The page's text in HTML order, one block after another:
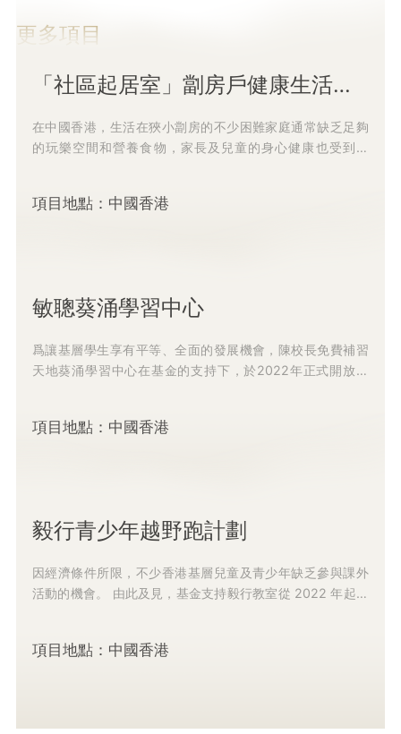
更多項目
「社區起居室」劏房戶健康生活有營兒童支持計劃
在中國香港，生活在狹小劏房的不少困難家庭通常缺乏足夠
的玩樂空間和營養食物，家長及兒童的身心健康也受到影
項目地點：中國香港
敏聰葵涌學習中心
爲讓基層學生享有平等、全面的發展機會，陳校長免費補習
天地葵涌學習中心在基金的支持下，於2022年正式開放運
項目地點：中國香港
毅行青少年越野跑計劃
因經濟條件所限，不少香港基層兒童及青少年缺乏參與課外
活動的機會。 由此及見，基金支持毅行教室從 2022 年起，
項目地點：中國香港